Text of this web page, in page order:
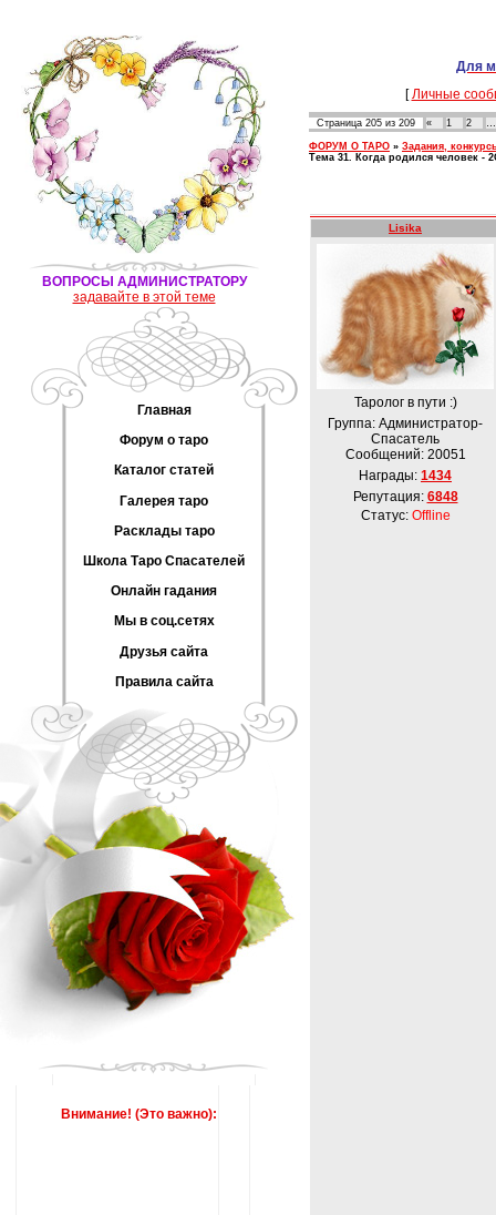
ВОПРОСЫ АДМИНИСТРАТОРУ
задавайте в этой теме
Главная
Форум о таро
Каталог статей
Галерея таро
Расклады таро
Школа Таро Спасателей
Онлайн гадания
Мы в соц.сетях
Друзья сайта
Правила сайта
Внимание! (Это важно):
Для
[ Личные
Страница 205 из 209 « 1 2 …
ФОРУМ О ТАРО » Задания,
Тема 31. Когда родился человек -
Lisika
Таролог в пути :)
Группа: Администратор-
Спасатель
Сообщений: 20051
Награды: 1434
Репутация: 6848
Статус: Offline